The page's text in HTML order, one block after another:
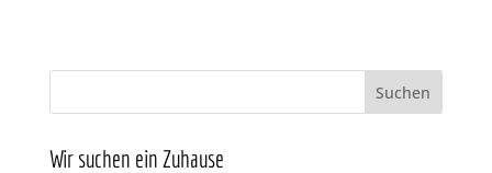
Wir suchen ein Zuhause